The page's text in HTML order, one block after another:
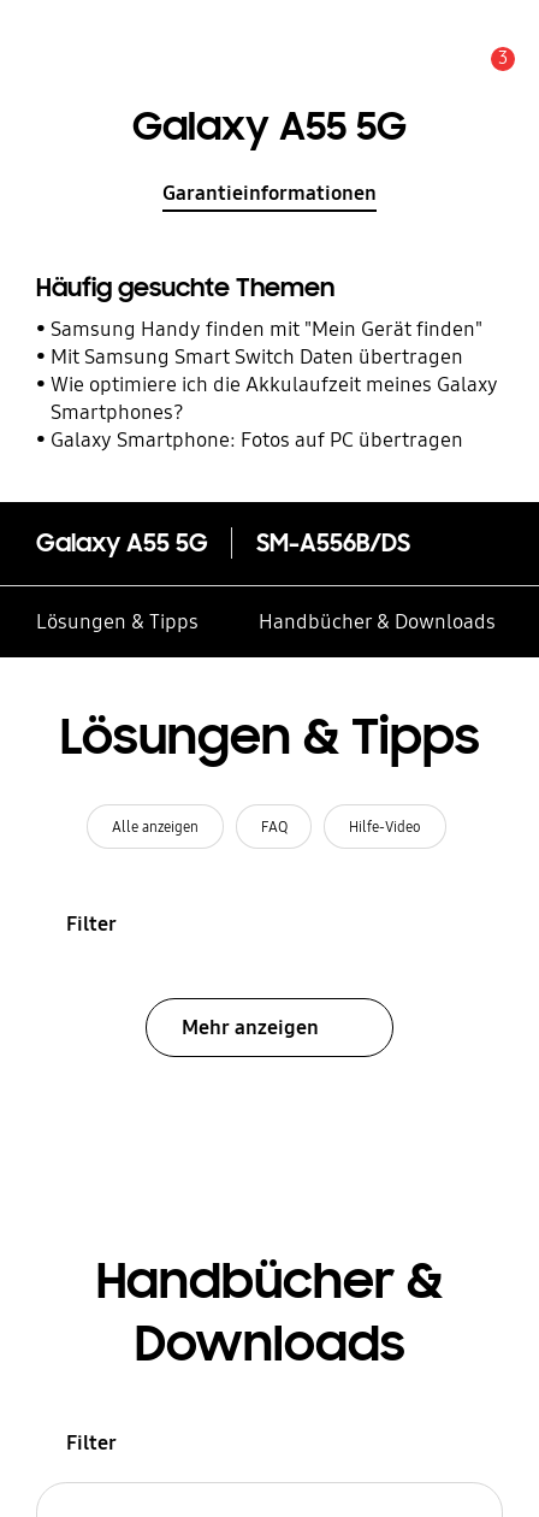
3
Galaxy A55 5G
Garantieinformationen
Häufig gesuchte Themen
Samsung Handy finden mit "Mein Gerät finden"
Mit Samsung Smart Switch Daten übertragen
Wie optimiere ich die Akkulaufzeit meines Galaxy
Smartphones?
Galaxy Smartphone: Fotos auf PC übertragen
Galaxy A55 5G SM-A556B/DS
Lösungen & Tipps Handbücher & Downloads
Lösungen & Tipps
Alle anzeigen FAQ Hilfe-Video
Filter
Mehr anzeigen
Handbücher &
Downloads
Filter